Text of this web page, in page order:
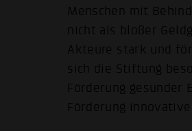
Menschen mit
nicht als bloßer
Akteure stark und
sich die Stiftung
Förderung gesunder
Förderung